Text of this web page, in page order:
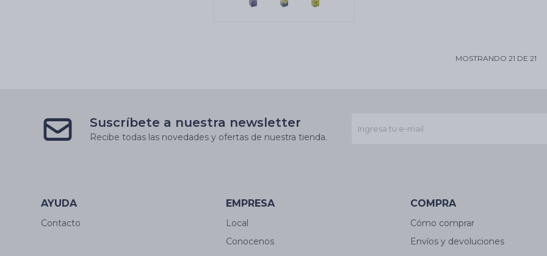
MOSTRANDO21 DE21
Suscríbete a nuestra newsletter
Recibe todas las novedades y ofertas de nuestra tienda.
AYUDA
Contacto
EMPRESA
Local
Conocenos
COMPRA
Cómo comprar
Envíos y devoluciones